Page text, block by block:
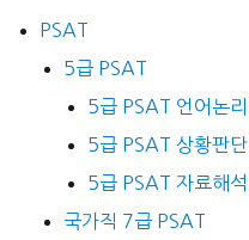
PSAT
5급 PSAT
5급 PSAT 언어논리
5급 PSAT 상황판단
5급 PSAT 자료해석
국가직 7급 PSAT